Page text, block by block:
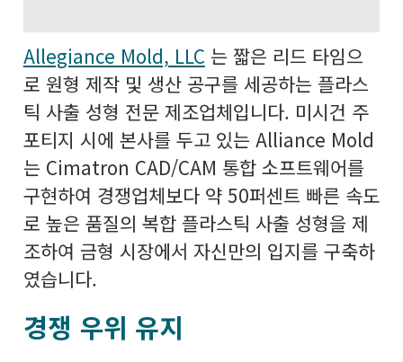
Allegiance Mold, LLC 는 짧은 리드 타임으
로 원형 제작 및 생산 공구를 세공하는 플라스
틱 사출 성형 전문 제조업체입니다. 미시건 주
포티지 시에 본사를 두고 있는 Alliance Mold
는 Cimatron CAD/CAM 통합 소프트웨어를
구현하여 경쟁업체보다 약 50퍼센트 빠른 속도
로 높은 품질의 복합 플라스틱 사출 성형을 제
조하여 금형 시장에서 자신만의 입지를 구축하
였습니다.
경쟁 우위 유지